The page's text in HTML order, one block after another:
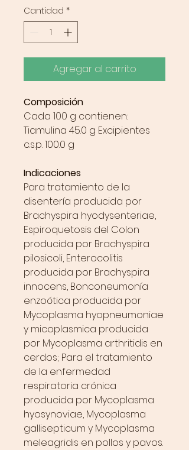
Cantidad *
Agregar al carrito
Composición
Cada 100 g contienen:
Tiamulina 45.0 g Excipientes
c.s.p. 100.0 g
Indicaciones
Para tratamiento de la
disentería producida por
Brachyspira hyodysenteriae,
Espiroquetosis del Colon
producida por Brachyspira
pilosicoli, Enterocolitis
producida por Brachyspira
innocens, Bonconeumonía
enzoótica producida por
Mycoplasma hyopneumoniae
y micoplasmica producida
por Mycoplasma arthritidis en
cerdos; Para el tratamiento
de la enfermedad
respiratoria crónica
producida por Mycoplasma
hyosynoviae, Mycoplasma
gallisepticum y Mycoplasma
meleagridis en pollos y pavos.